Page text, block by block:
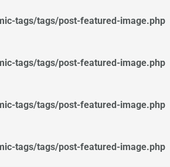
tags/tags/post-featured-image.php
tags/tags/post-featured-image.php
tags/tags/post-featured-image.php
tags/tags/post-featured-image.php